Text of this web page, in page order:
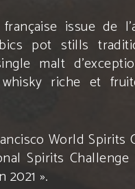
issue de
pot stills
malt
riche et
World
Spirits
».